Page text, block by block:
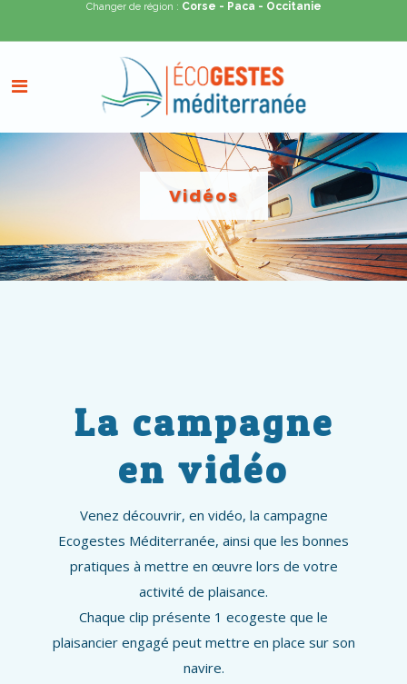
Changer de région : Corse - Paca - Occitanie
Vidéos
La campagne
en vidéo
Venez découvrir, en vidéo, la campagne
Ecogestes Méditerranée, ainsi que les bonnes
pratiques à mettre en œuvre lors de votre
activité de plaisance.
Chaque clip présente 1 ecogeste que le
plaisancier engagé peut mettre en place sur son
navire.